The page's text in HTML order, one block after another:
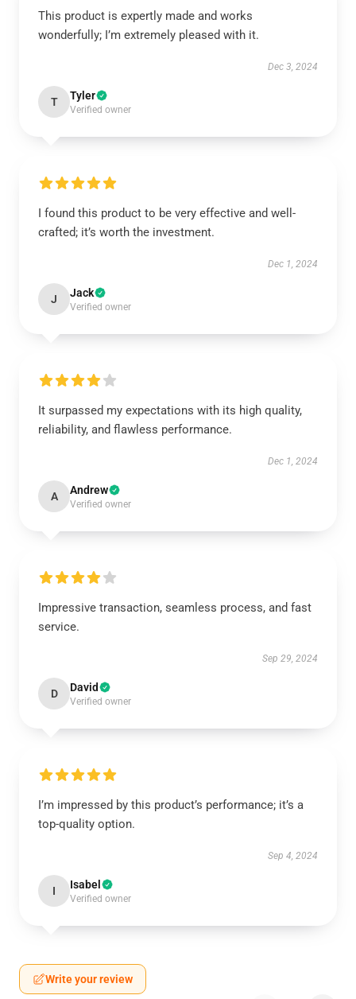
This product is expertly made and works
wonderfully; I’m extremely pleased with it.
Dec 3, 2024
T Tyler
Verified owner
I found this product to be very effective and well-
crafted; it’s worth the investment.
Dec 1, 2024
J Jack
Verified owner
It surpassed my expectations with its high quality,
reliability, and flawless performance.
Dec 1, 2024
A Andrew
Verified owner
Impressive transaction, seamless process, and fast
service.
Sep 29, 2024
D David
Verified owner
I’m impressed by this product’s performance; it’s a
top-quality option.
Sep 4, 2024
I Isabel
Verified owner
Write your review